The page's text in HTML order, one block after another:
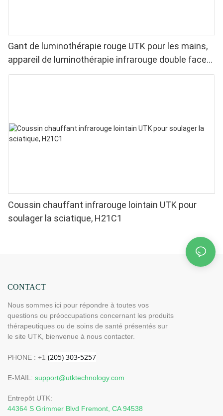
Gant de luminothérapie rouge UTK pour les mains,
appareil de luminothérapie infrarouge double face
pour soulager les douleurs aux doigts et aux
Coussin chauffant infrarouge lointain UTK pour
soulager la sciatique, H21C1
CONTACT
Nous sommes ici pour répondre à toutes vos
questions ou préoccupations concernant les produits
thérapeutiques ou de soins de santé présentés sur
le site UTK, bienvenue à nous contacter.
PHONE : +1
E-MAIL: support@utktechnology.com
Entrepôt UTK:
44364 S Grimmer Blvd Fremont, CA 94538